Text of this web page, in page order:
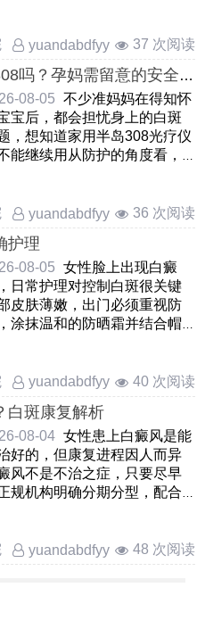
yuandabdfyy 37 次阅读
吗？孕妈需留意的安全
08-05 不少准妈妈在得知怀
宝宝后，都会担忧身上的白斑
，想知道家用半岛308光疗仪
能继续用从防护的角度看，
yuandabdfyy 36 次阅读
护理
08-05 女性脸上出现白癜
日常护理对控制白斑很关键
皮肤薄嫩，出门必须重视防
涂抹温和的防晒霜并结合帽
yuandabdfyy 40 次阅读
白斑康复解析
08-04 女性患上白癜风是能
好的，但康复进程因人而异
风不是不治之症，只要尽早
规机构明确分期分型，配合
yuandabdfyy 48 次阅读